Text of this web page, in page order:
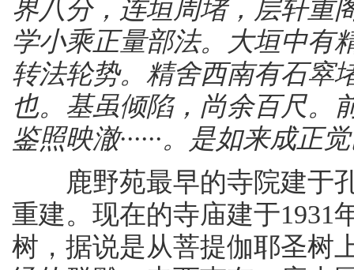
界八分，连垣周堵，层轩重
学小乘正量部法。大垣中有精
转法轮势。精舍西南有石窣
也。基虽倾陷，尚余百尺。
鉴照映澈······。是如来成正
鹿野苑最早的寺院建于孔
重建。现在的寺庙建于1931
树，据说是从菩提伽耶圣树